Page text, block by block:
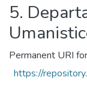
5.
Permanent URI
https://